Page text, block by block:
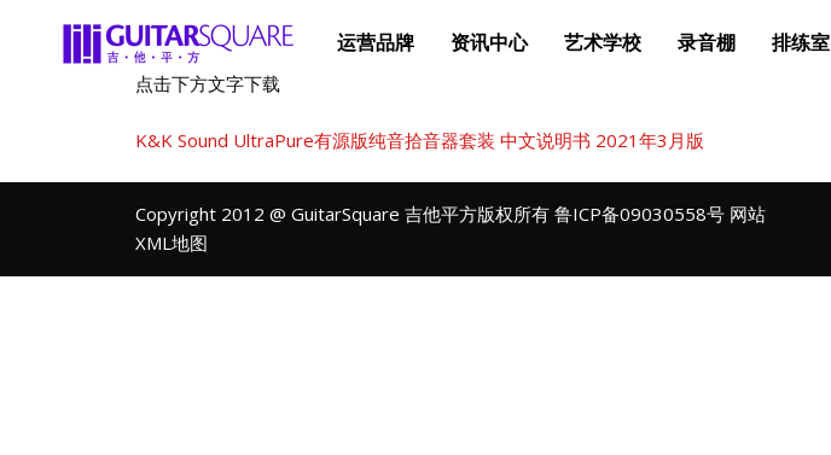
运营品牌 资讯中心 艺术学校 录音棚 排练室
点击下方文字下载
K&K Sound UltraPure有源版纯音拾音器套装 中文说明书 2021年3月版
Copyright 2012 @ GuitarSquare 吉他平方版权所有 鲁ICP备09030558号 网站
XML地图